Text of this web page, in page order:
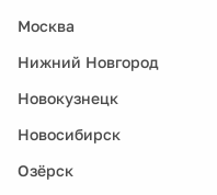
Москва
Нижний Новгород
Новокузнецк
Новосибирск
Озёрск